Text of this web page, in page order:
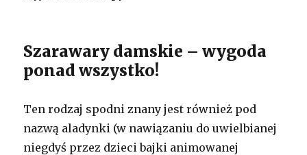
Szarawary damskie – wygoda
ponad wszystko!
Ten rodzaj spodni znany jest również pod
nazwą aladynki (w nawiązaniu do uwielbianej
niegdyś przez dzieci bajki animowanej